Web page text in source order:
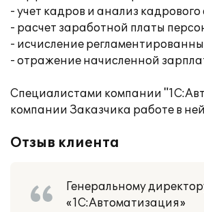
- учет кадров и анализ кадрового
- расчет заработной платы
- исчисление
- отражение начисленной
Специалистами компании
компании Заказчика работе в
Отзыв клиента
Генеральному
«1С:Автоматизация»